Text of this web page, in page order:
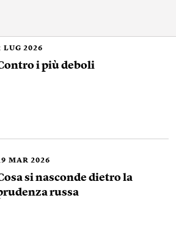
LUG 2026
i più deboli
MAR 2026
si nasconde dietro la
russa